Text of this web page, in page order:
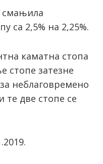
смањила
са 2,5% на 2,25%.
каматна стопа
стопе затезне
неблаговремено
те две стопе се